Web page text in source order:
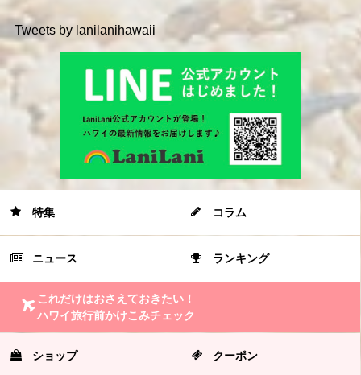
Tweets by lanilanihawaii
特集 コラム
ニュース ランキング
これだけはおさえておきたい！
ハワイ旅行前かけこみチェック
ショップ クーポン